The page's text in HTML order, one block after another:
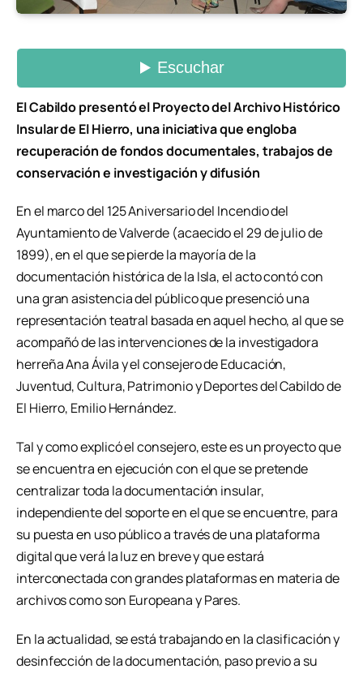
El Cabildo presentó el Proyecto del Archivo Histórico
Insular de El Hierro, una iniciativa que engloba
recuperación de fondos documentales, trabajos de
conservación e investigación y difusión
En el marco del 125 Aniversario del Incendio del
Ayuntamiento de Valverde (acaecido el 29 de julio de
1899), en el que se pierde la mayoría de la
documentación histórica de la Isla, el acto contó con
una gran asistencia del público que presenció una
representación teatral basada en aquel hecho, al que se
acompañó de las intervenciones de la investigadora
herreña Ana Ávila y el consejero de Educación,
Juventud, Cultura, Patrimonio y Deportes del Cabildo de
El Hierro, Emilio Hernández.
Tal y como explicó el consejero, este es un proyecto que
se encuentra en ejecución con el que se pretende
centralizar toda la documentación insular,
independiente del soporte en el que se encuentre, para
su puesta en uso público a través de una plataforma
digital que verá la luz en breve y que estará
interconectada con grandes plataformas en materia de
archivos como son Europeana y Pares.
En la actualidad, se está trabajando en la clasificación y
desinfección de la documentación, paso previo a su